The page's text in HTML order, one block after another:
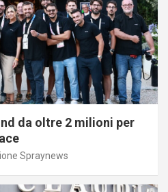
da oltre 2 milioni per
Spraynews